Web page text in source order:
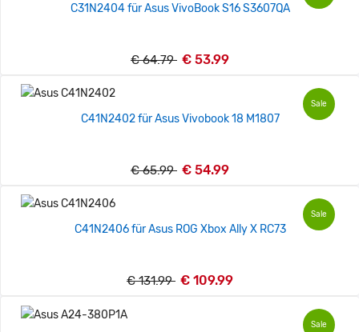
C31N2404 für Asus VivoBook S16 S3607QA
€ 64.79 € 53.99
Sale
C41N2402 für Asus Vivobook 18 M1807
€ 65.99 € 54.99
Sale
C41N2406 für Asus ROG Xbox Ally X RC73
€ 131.99 € 109.99
Sale